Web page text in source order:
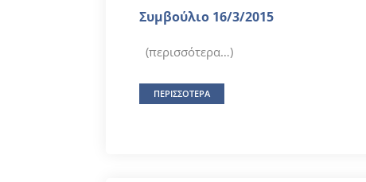
Συμβούλιο 16/3/2015
(περισσότερα…)
ΠΕΡΙΣΣΟΤΕΡΑ